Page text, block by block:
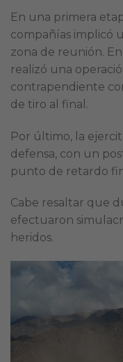
En una primera
compañías implicó
zona de reunión.
realizó una
contrapendiente
de tiro al final.
Por último, la
defensa, con un
punto de retardo
Cabe resaltar que
efectuaron
heridos.